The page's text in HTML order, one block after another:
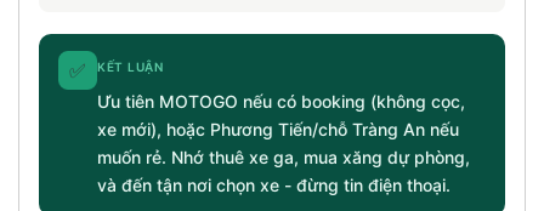
✅ KẾT LUẬN
Ưu tiên MOTOGO nếu có booking (không cọc,
xe mới), hoặc Phương Tiến/chỗ Tràng An nếu
muốn rẻ. Nhớ thuê xe ga, mua xăng dự phòng,
và đến tận nơi chọn xe - đừng tin điện thoại.